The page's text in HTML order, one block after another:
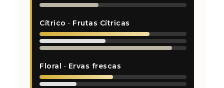
Cítrico · Frutas Cítricas
Floral · Ervas frescas